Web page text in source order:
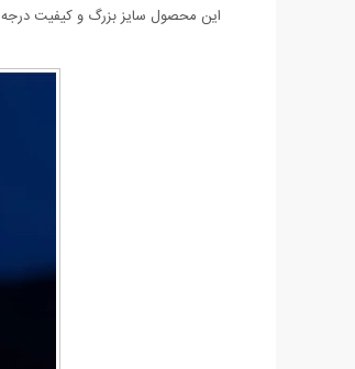
این محصول سایز بزرگ و کیفیت درجه 1 این کالا می باشد و با مدل های سایز کوچکتر و ضعیف تر موجود در بازار بسیار متفاوت است.